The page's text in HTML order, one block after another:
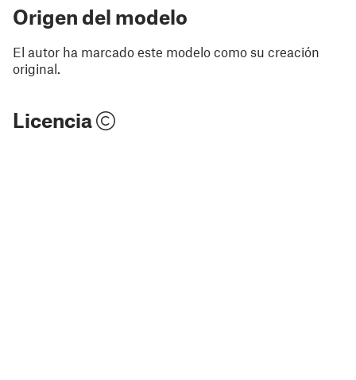
Origen del modelo
El autor ha marcado este modelo como su creación
original.
Licencia